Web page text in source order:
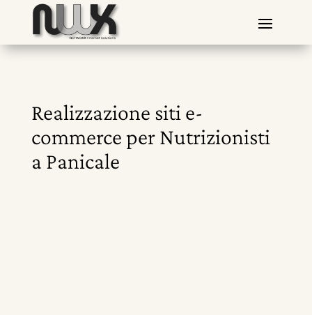
Realizzazione siti e-
commerce per Nutrizionisti
a Panicale